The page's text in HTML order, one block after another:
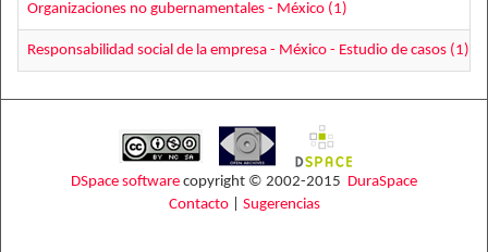
Organizaciones no gubernamentales - México (1)
Responsabilidad social de la empresa - México - Estudio de casos (1)
DSpace software copyright © 2002-2015 DuraSpace
Contacto| Sugerencias